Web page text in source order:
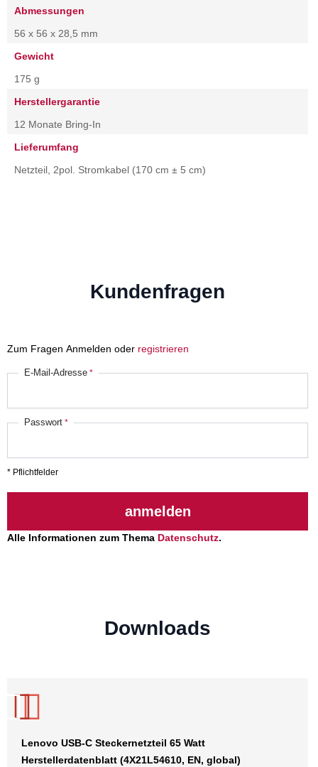
Abmessungen
56 x 56 x 28,5 mm
Gewicht
175 g
Herstellergarantie
12 Monate Bring-In
Lieferumfang
Netzteil, 2pol. Stromkabel (170 cm ± 5 cm)
Kundenfragen
Zum Fragen Anmelden oder registrieren
E-Mail-Adresse
Passwort
* Pflichtfelder
anmelden
Alle Informationen zum Thema Datenschutz.
Downloads
Lenovo USB-C Steckernetzteil 65 Watt
Herstellerdatenblatt (4X21L54610, EN, global)